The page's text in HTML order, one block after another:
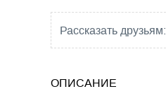
Рассказать друзьям:
ОПИСАНИЕ